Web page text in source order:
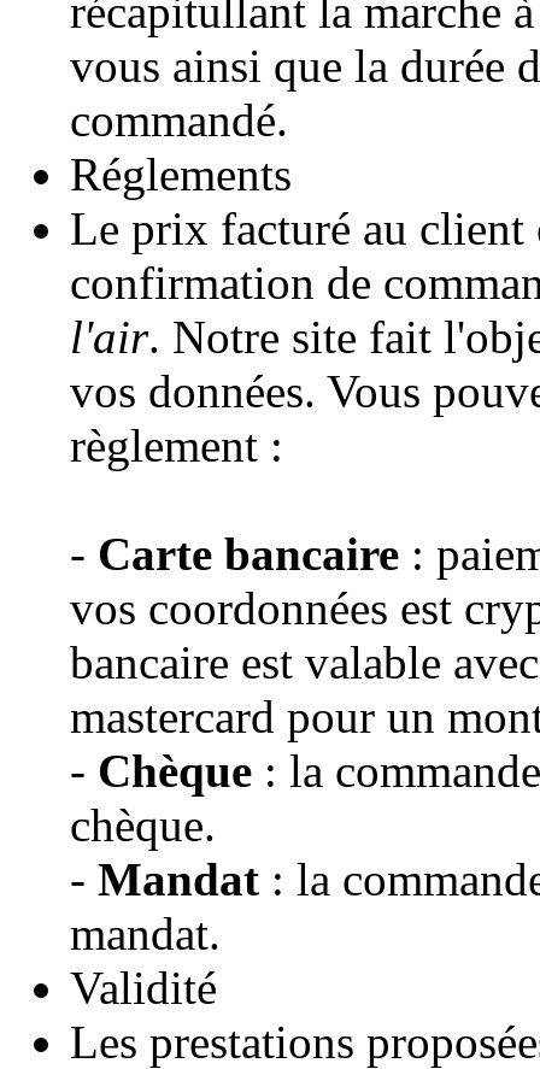
récapitullant la marche
vous ainsi que la durée
commandé.
Réglements
Le prix facturé au
confirmation de
l'air. Notre site fait
vos données. Vous
règlement :
- Carte bancaire :
vos coordonnées est
bancaire est valable
mastercard pour un
- Chèque : la
chèque.
- Mandat : la
mandat.
Validité
Les prestations